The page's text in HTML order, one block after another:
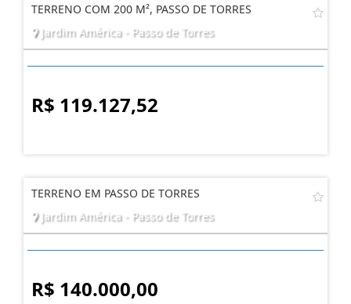
TERRENO COM 200 M², PASSO DE TORRES
Jardim América - Passo de Torres
R$ 119.127,52
TERRENO EM PASSO DE TORRES
Jardim América - Passo de Torres
R$ 140.000,00